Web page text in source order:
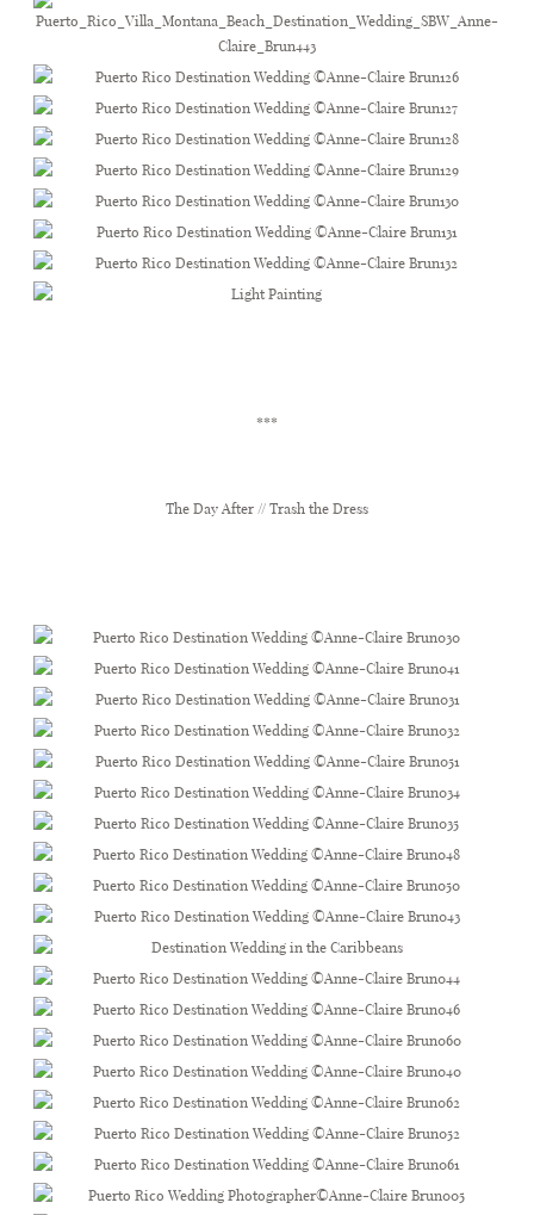
***
The Day After // Trash the Dress